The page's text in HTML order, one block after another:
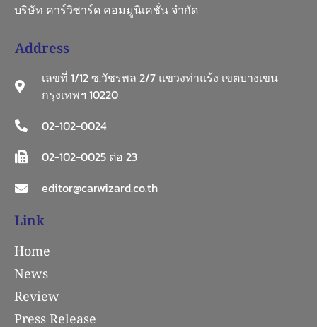
บริษัท คาร์วิซาร์ด คอมมูนิเคชั่น จำกัด
Address
เลขที่ 1/12 ซ.วัชรพล 2/7 แขวงท่าแร้ง เขตบางเขน
กรุงเทพฯ 10220
02-102-0024
02-102-0025 ต่อ 23
editor@carwizard.co.th
Link
Home
News
Review
Press Release